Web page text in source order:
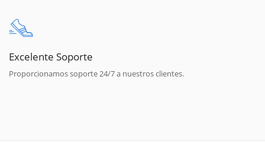
Excelente Soporte
Proporcionamos soporte 24/7 a nuestros clientes.